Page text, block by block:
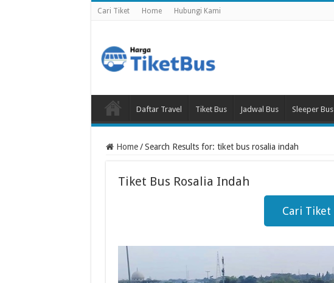
Cari Tiket Home Hubungi Kami
Daftar Travel Tiket Bus Jadwal Bus Sleeper Bus
Home / Search Results for: tiket bus rosalia indah
Tiket Bus Rosalia Indah
Cari Tiket